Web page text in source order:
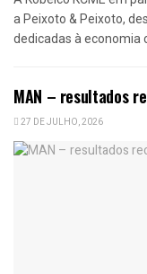
a Peixoto & Peixoto,
dedicadas à economia
MAN – resultados
27 DE JULHO, 2026